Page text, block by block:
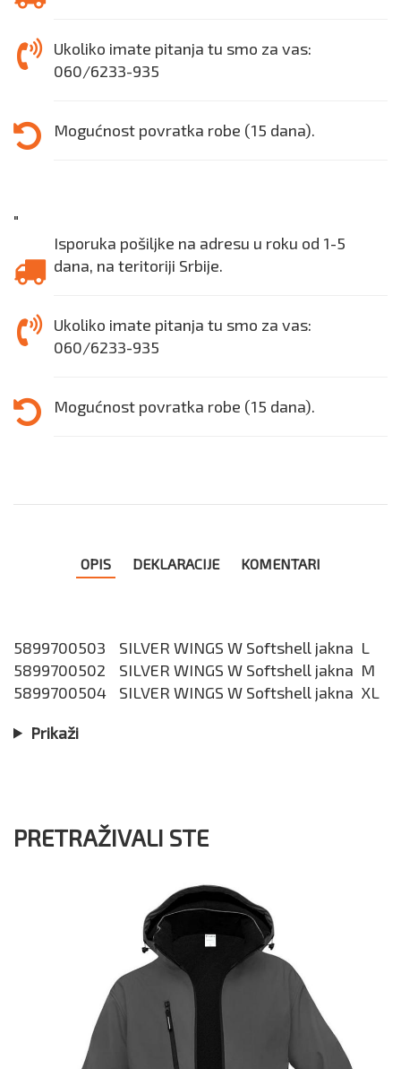
Ukoliko imate pitanja tu smo za vas:
060/6233-935
Mogućnost povratka robe (15 dana).
"
Isporuka pošiljke na adresu u roku od 1-5
dana, na teritoriji Srbije.
Ukoliko imate pitanja tu smo za vas:
060/6233-935
Mogućnost povratka robe (15 dana).
OPIS DEKLARACIJE KOMENTARI
5899700503
SILVER WINGS W Softshell jakna L
5899700502
SILVER WINGS W Softshell jakna M
5899700504
SILVER WINGS W Softshell jakna XL
Prikaži
PRETRAŽIVALI STE